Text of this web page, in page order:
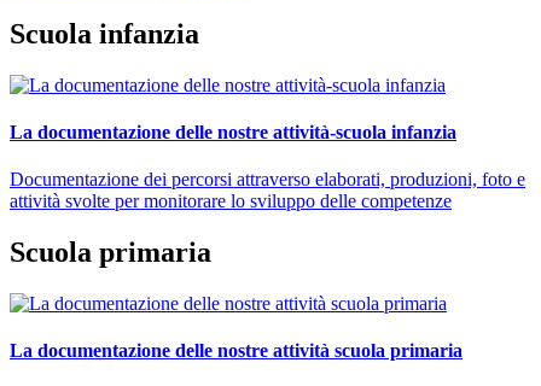
Scuola infanzia
La documentazione delle nostre attività-scuola infanzia
Documentazione dei percorsi attraverso elaborati, produzioni, foto e
attività svolte per monitorare lo sviluppo delle competenze
Scuola primaria
La documentazione delle nostre attività scuola primaria